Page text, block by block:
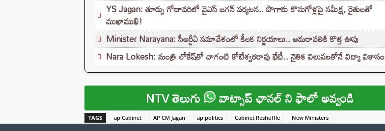
YS Jagan: తూర్పు గోదావరిలో వైఎస్ జగన్ పర్యటన.. పొగాకు కొనుగోళ్లపై సమీక్ష, రైతులతో
ముఖాముఖి!
Minister Narayana: సీఆర్డీఏ సమావేశంలో కీలక నిర్ణయాలు.. అమరావతికి కొత్త ఊపు
Nara Lokesh: మంత్రి లోకేష్‌తో చాగంటి కోటేశ్వరరావు భేటీ.. నైతిక విలువలతోనే విద్యా వికాసం
NTV తెలుగు వాట్సాప్ ఛానల్ ని ఫాలో అవ్వండి
TAGS ap Cabinet AP CM Jagan ap politics Cabinet Reshuffle New Ministers